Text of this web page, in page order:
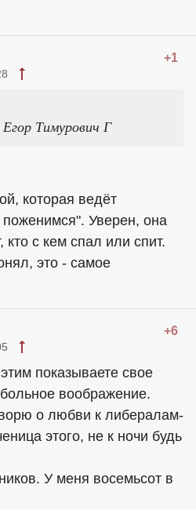
+1
Тимурович Г
которая ведёт
Уверен, она
кто с кем спал или спит.
это - самое
+6
показываете свое
воображение.
о любви к либералам-
этого, не к ночи будь
У меня восемьсот в